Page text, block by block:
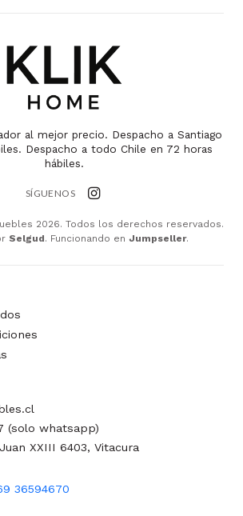
al mejor precio. Despacho a Santiago
Despacho a todo Chile en 72 horas
hábiles.
SÍGUENOS
2026. Todos los derechos reservados.
Selgud. Funcionando en Jumpseller.
(solo whatsapp)
XXIII 6403, Vitacura
36594670